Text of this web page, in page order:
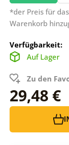
*der Preis für
Warenkorb
Verfügbarkeit:
Auf Lager
Zu den
29,48 €